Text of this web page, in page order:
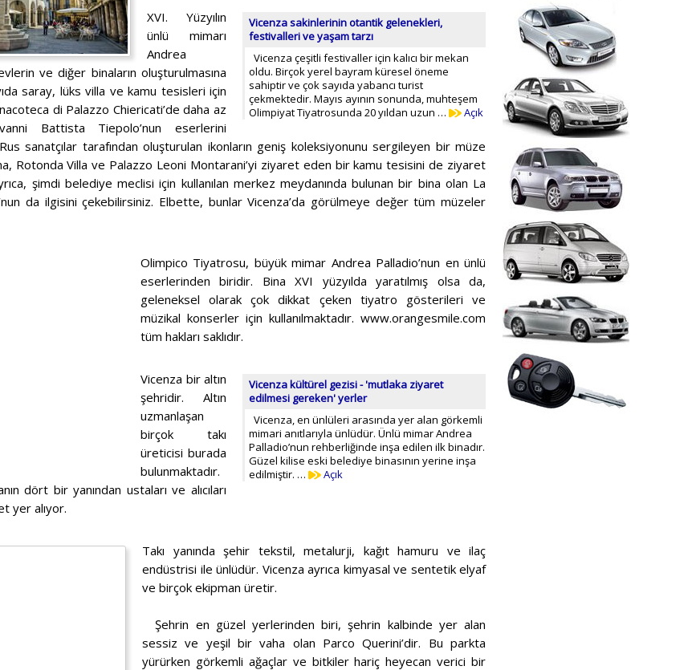
Vicenza sakinlerinin otantik gelenekleri,
festivalleri ve yaşam tarzı
Vicenza çeşitli festivaller için kalıcı bir mekan
oldu. Birçok yerel bayram küresel öneme
sahiptir ve çok sayıda yabancı turist
çekmektedir. Mayıs ayının sonunda, muhteşem
Olimpiyat Tiyatrosunda 20 yıldan uzun …
Açık
XVI. Yüzyılın
ünlü mimarı
Andrea
ve diğer binaların oluşturulmasına
saray, lüks villa ve kamu tesisleri için
di Palazzo Chiericati’de daha az
Battista Tiepolo’nun eserlerini
sanatçılar tarafından oluşturulan ikonların geniş koleksiyonunu sergileyen bir müze
Rotonda Villa ve Palazzo Leoni Montarani’yi ziyaret eden bir kamu tesisini de ziyaret
şimdi belediye meclisi için kullanılan merkez meydanında bulunan bir bina olan La
da ilgisini çekebilirsiniz. Elbette, bunlar Vicenza’da görülmeye değer tüm müzeler
Olimpico Tiyatrosu, büyük mimar Andrea Palladio’nun en ünlü
eserlerinden biridir. Bina XVI yüzyılda yaratılmış olsa da,
geleneksel olarak çok dikkat çeken tiyatro gösterileri ve
müzikal konserler için kullanılmaktadır. www.orangesmile.com
tüm hakları saklıdır.
Vicenza kültürel gezisi - 'mutlaka ziyaret
edilmesi gereken' yerler
Vicenza, en ünlüleri arasında yer alan görkemli
mimari anıtlarıyla ünlüdür. Ünlü mimar Andrea
Palladio’nun rehberliğinde inşa edilen ilk binadır.
Güzel kilise eski belediye binasının yerine inşa
edilmiştir. …
Açık
Vicenza bir altın
şehridir. Altın
uzmanlaşan
birçok takı
üreticisi burada
bulunmaktadır.
dört bir yanından ustaları ve alıcıları
yer alıyor.
Takı yanında şehir tekstil, metalurji, kağıt hamuru ve ilaç
endüstrisi ile ünlüdür. Vicenza ayrıca kimyasal ve sentetik elyaf
ve birçok ekipman üretir.
Şehrin en güzel yerlerinden biri, şehrin kalbinde yer alan
sessiz ve yeşil bir vaha olan Parco Querini’dir. Bu parkta
yürürken görkemli ağaçlar ve bitkiler hariç heyecan verici bir